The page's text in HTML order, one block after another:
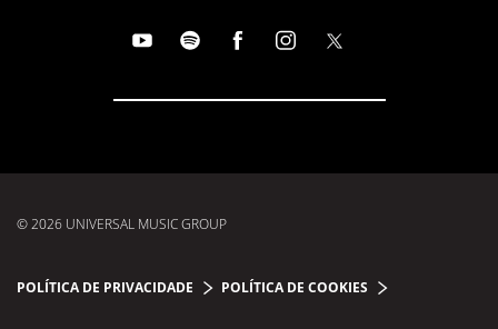
© 2026 UNIVERSAL MUSIC GROUP
POLÍTICA DE PRIVACIDADE POLÍTICA DE COOKIES